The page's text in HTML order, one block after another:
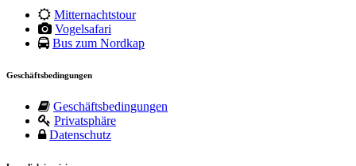
Mitternachtstour
Vogelsafari
Bus zum Nordkap
Geschäftsbedingungen
Geschäftsbedingungen
Privatsphäre
Datenschutz